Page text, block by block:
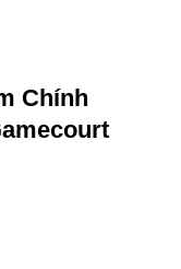
Chính